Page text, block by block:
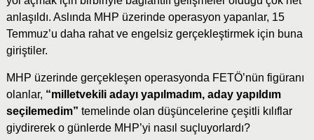
anlaşıldı. Aslında MHP üzerinde operasyon yapanlar, 15
Temmuz’u daha rahat ve engelsiz gerçekleştirmek için buna
giriştiler.
MHP üzerinde gerçekleşen operasyonda FETÖ’nün figüranı
olanlar, “milletvekili adayı yapılmadım, aday yapıldım
seçilemedim” temelinde olan düşüncelerine çeşitli kılıflar
giydirerek o günlerde MHP’yi nasıl suçluyorlardı?